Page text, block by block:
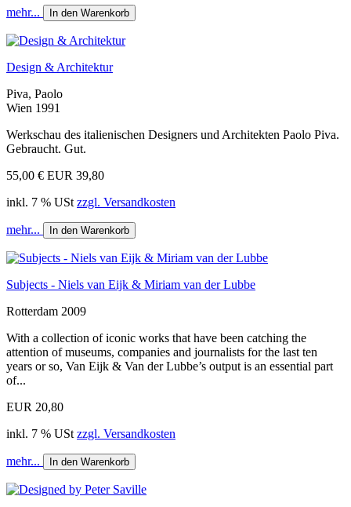
mehr... In den Warenkorb
Design & Architektur
Piva, Paolo
Wien 1991
Werkschau des italienischen Designers und Architekten Paolo Piva.
Gebraucht. Gut.
55,00 € EUR 39,80
inkl. 7 % USt zzgl. Versandkosten
mehr... In den Warenkorb
Subjects - Niels van Eijk & Miriam van der Lubbe
Rotterdam 2009
With a collection of iconic works that have been catching the
attention of museums, companies and journalists for the last ten
years or so, Van Eijk & Van der Lubbe’s output is an essential part
of...
EUR 20,80
inkl. 7 % USt zzgl. Versandkosten
mehr... In den Warenkorb